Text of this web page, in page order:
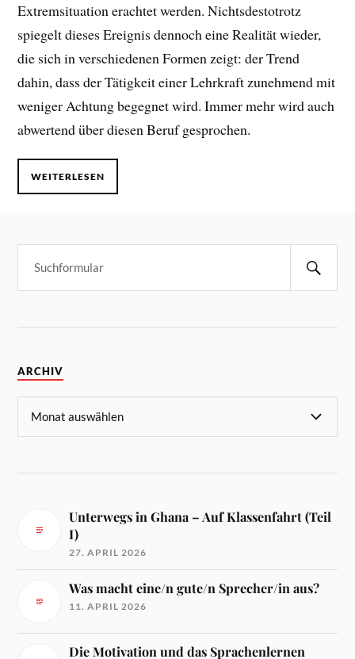
Extremsituation erachtet werden. Nichtsdestotrotz
spiegelt dieses Ereignis dennoch eine Realität wieder,
die sich in verschiedenen Formen zeigt: der Trend
dahin, dass der Tätigkeit einer Lehrkraft zunehmend mit
weniger Achtung begegnet wird. Immer mehr wird auch
abwertend über diesen Beruf gesprochen.
WEITERLESEN
ARCHIV
Unterwegs in Ghana – Auf Klassenfahrt (Teil
I)
27. APRIL 2026
Was macht eine/n gute/n Sprecher/in aus?
11. APRIL 2026
Die Motivation und das Sprachenlernen